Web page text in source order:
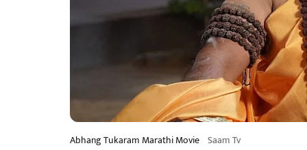
Abhang Tukaram Marathi Movie Saam Tv